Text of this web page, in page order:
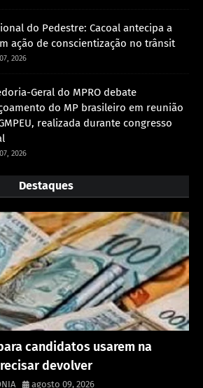
do Pedestre: Cacoal antecipa a
ação de conscientização no trânsit
2026
Geral do MPRO debate
do MP brasileiro em reunião
realizada durante congresso
2026
Destaques
candidatos usarem na
devolver
agosto 09, 2026